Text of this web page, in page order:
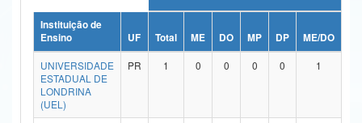
Ministério da Ciência, Tecnologia, Inovações e Comunicações
Ministério do Meio Ambiente
Ministério do Turismo
Ministério do Desenvolvimento Regional
Instituição de
Ensino
UF Total ME DO MP DP ME/DO
UNIVERSIDADE
ESTADUAL DE
LONDRINA
(UEL)
PR 1 0 0 0 0 1